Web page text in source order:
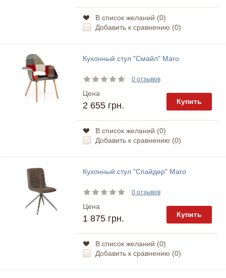
В список желаний (0)
Добавить к сравнению (0)
Кухонный стул "Смайл" Maro
0 отзывов
Цена
2 655 грн. Купить
В список желаний (0)
Добавить к сравнению (0)
Кухонный стул "Спайдер" Maro
0 отзывов
Цена
1 875 грн. Купить
В список желаний (0)
Добавить к сравнению (0)